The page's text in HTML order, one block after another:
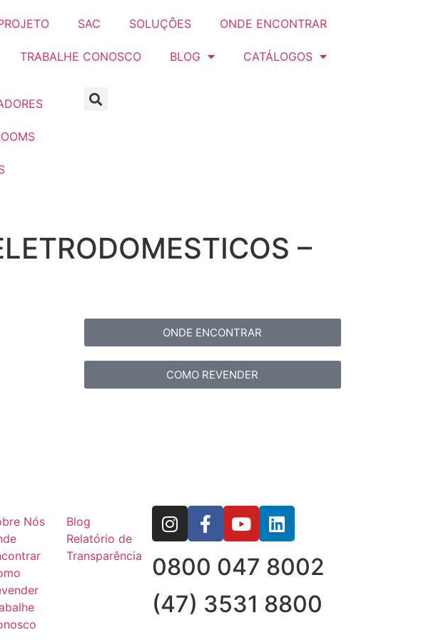
SAC SOLUÇÕES ONDE ENCONTRAR
TRABALHE CONOSCO BLOG CATÁLOGOS
–
ONDE ENCONTRAR
COMO REVENDER
Nós
Blog
Relatório de
Transparência
0800 047 8002
(47) 3531 8800